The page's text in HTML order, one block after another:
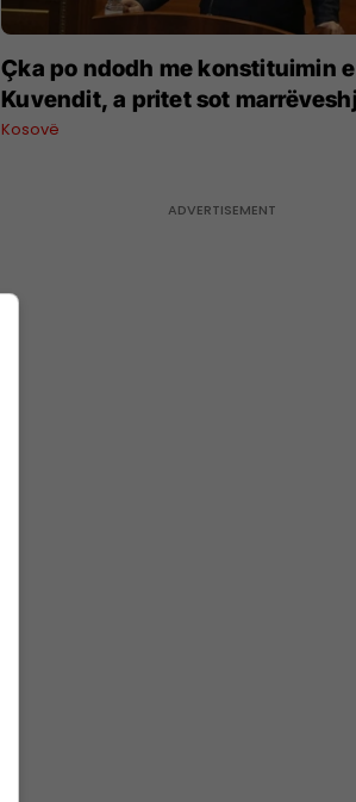
Çka po ndodh me konstituimin e
Kuvendit, a pritet sot
Kosovë